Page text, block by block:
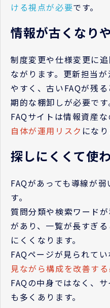
ける視点が必要です。
情報が古くなり
制度変更や仕様変更に
ながります。更新担当
やすく、古いFAQが残
期的な棚卸しが必要です
FAQサイトは情報資産な
自体が運用リスク になり
探しにくくて使
FAQがあっても導線が
す。
質問分類や検索ワード
があり、一覧が長すぎ
にくくなります。
FAQページが見られて
見ながら構成を改善す
FAQの中身ではなく、
も多くあります。